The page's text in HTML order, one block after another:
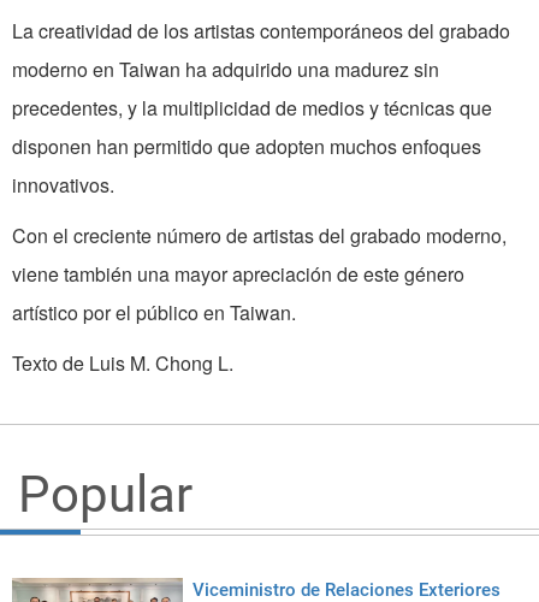
La creatividad de los artistas contemporáneos del grabado
moderno en Taiwan ha adquirido una madurez sin
precedentes, y la multiplicidad de medios y técnicas que
disponen han permitido que adopten muchos enfoques
innovativos.
Con el creciente número de artistas del grabado moderno,
viene también una mayor apreciación de este género
artístico por el público en Taiwan.
Texto de Luis M. Chong L.
Popular
Viceministro de Relaciones Exteriores